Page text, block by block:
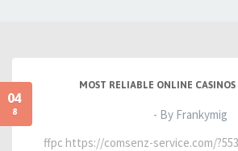
04
8
MOST RELIABLE ONLINE
- By Frankymig
ffpc https://comsenz-service.com/